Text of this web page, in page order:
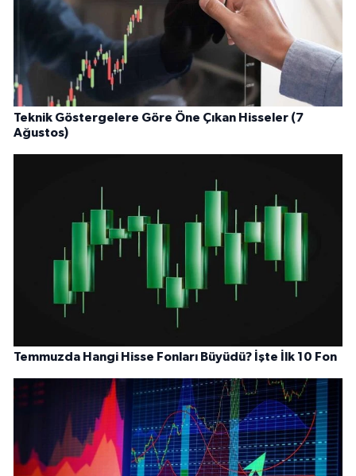
Teknik Göstergelere Göre Öne Çıkan Hisseler (7
Ağustos)
Temmuzda Hangi Hisse Fonları Büyüdü? İşte İlk 10 Fon